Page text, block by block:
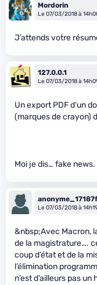
Mordorin
Le 07/03/2018 à
J’attends votre
127.0.0.1
Le 07/03/2018 à
Un export PDF d’un
(marques de crayon)
Moi je dis… fake news.
Le 07/03/2018 à
&nbsp;Avec Macron,
de la magistrature….
coup d’état et de la
l’élimination
n’est d’ailleurs pas un